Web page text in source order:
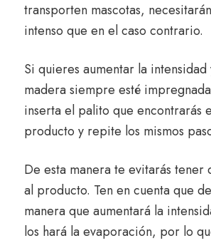
transporten mascotas,
intenso que en el caso contrario.
Si quieres aumentar la intensidad
madera siempre esté
inserta el palito que encontrarás
producto y repite los mismos
De esta manera te evitarás tener
al producto. Ten en cuenta que
manera que aumentará la
los hará la evaporación, por lo